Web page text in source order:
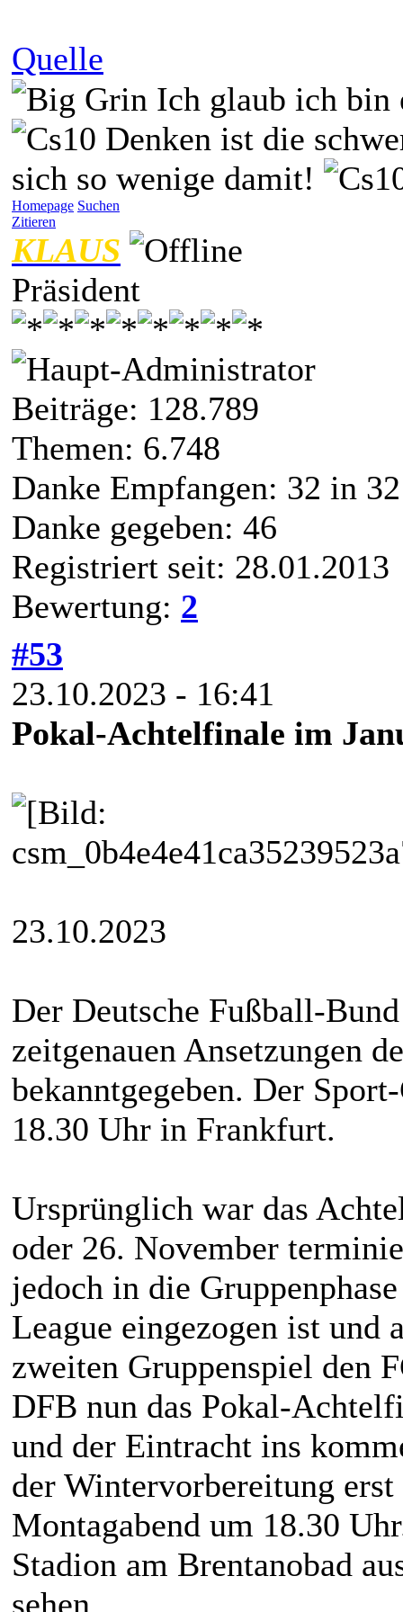
Quelle
Ich glaub ich
Denken ist die
sich so wenige damit!
Homepage Suchen
Zitieren
KLAUS
Präsident
Beiträge: 128.789
Themen: 6.748
Danke Empfangen: 32 in
Danke gegeben: 46
Registriert seit: 28.01.2013
Bewertung: 2
#53
23.10.2023 - 16:41
Pokal-Achtelfinale im
23.10.2023
Der Deutsche Fußball-
zeitgenauen Ansetzungen
bekanntgegeben. Der
18.30 Uhr in Frankfurt.
Ursprünglich war das
oder 26. November
jedoch in die
League eingezogen ist
zweiten Gruppenspiel den
DFB nun das Pokal-
und der Eintracht ins
der Wintervorbereitung
Montagabend um 18.30
Stadion am Brentanobad
sehen.